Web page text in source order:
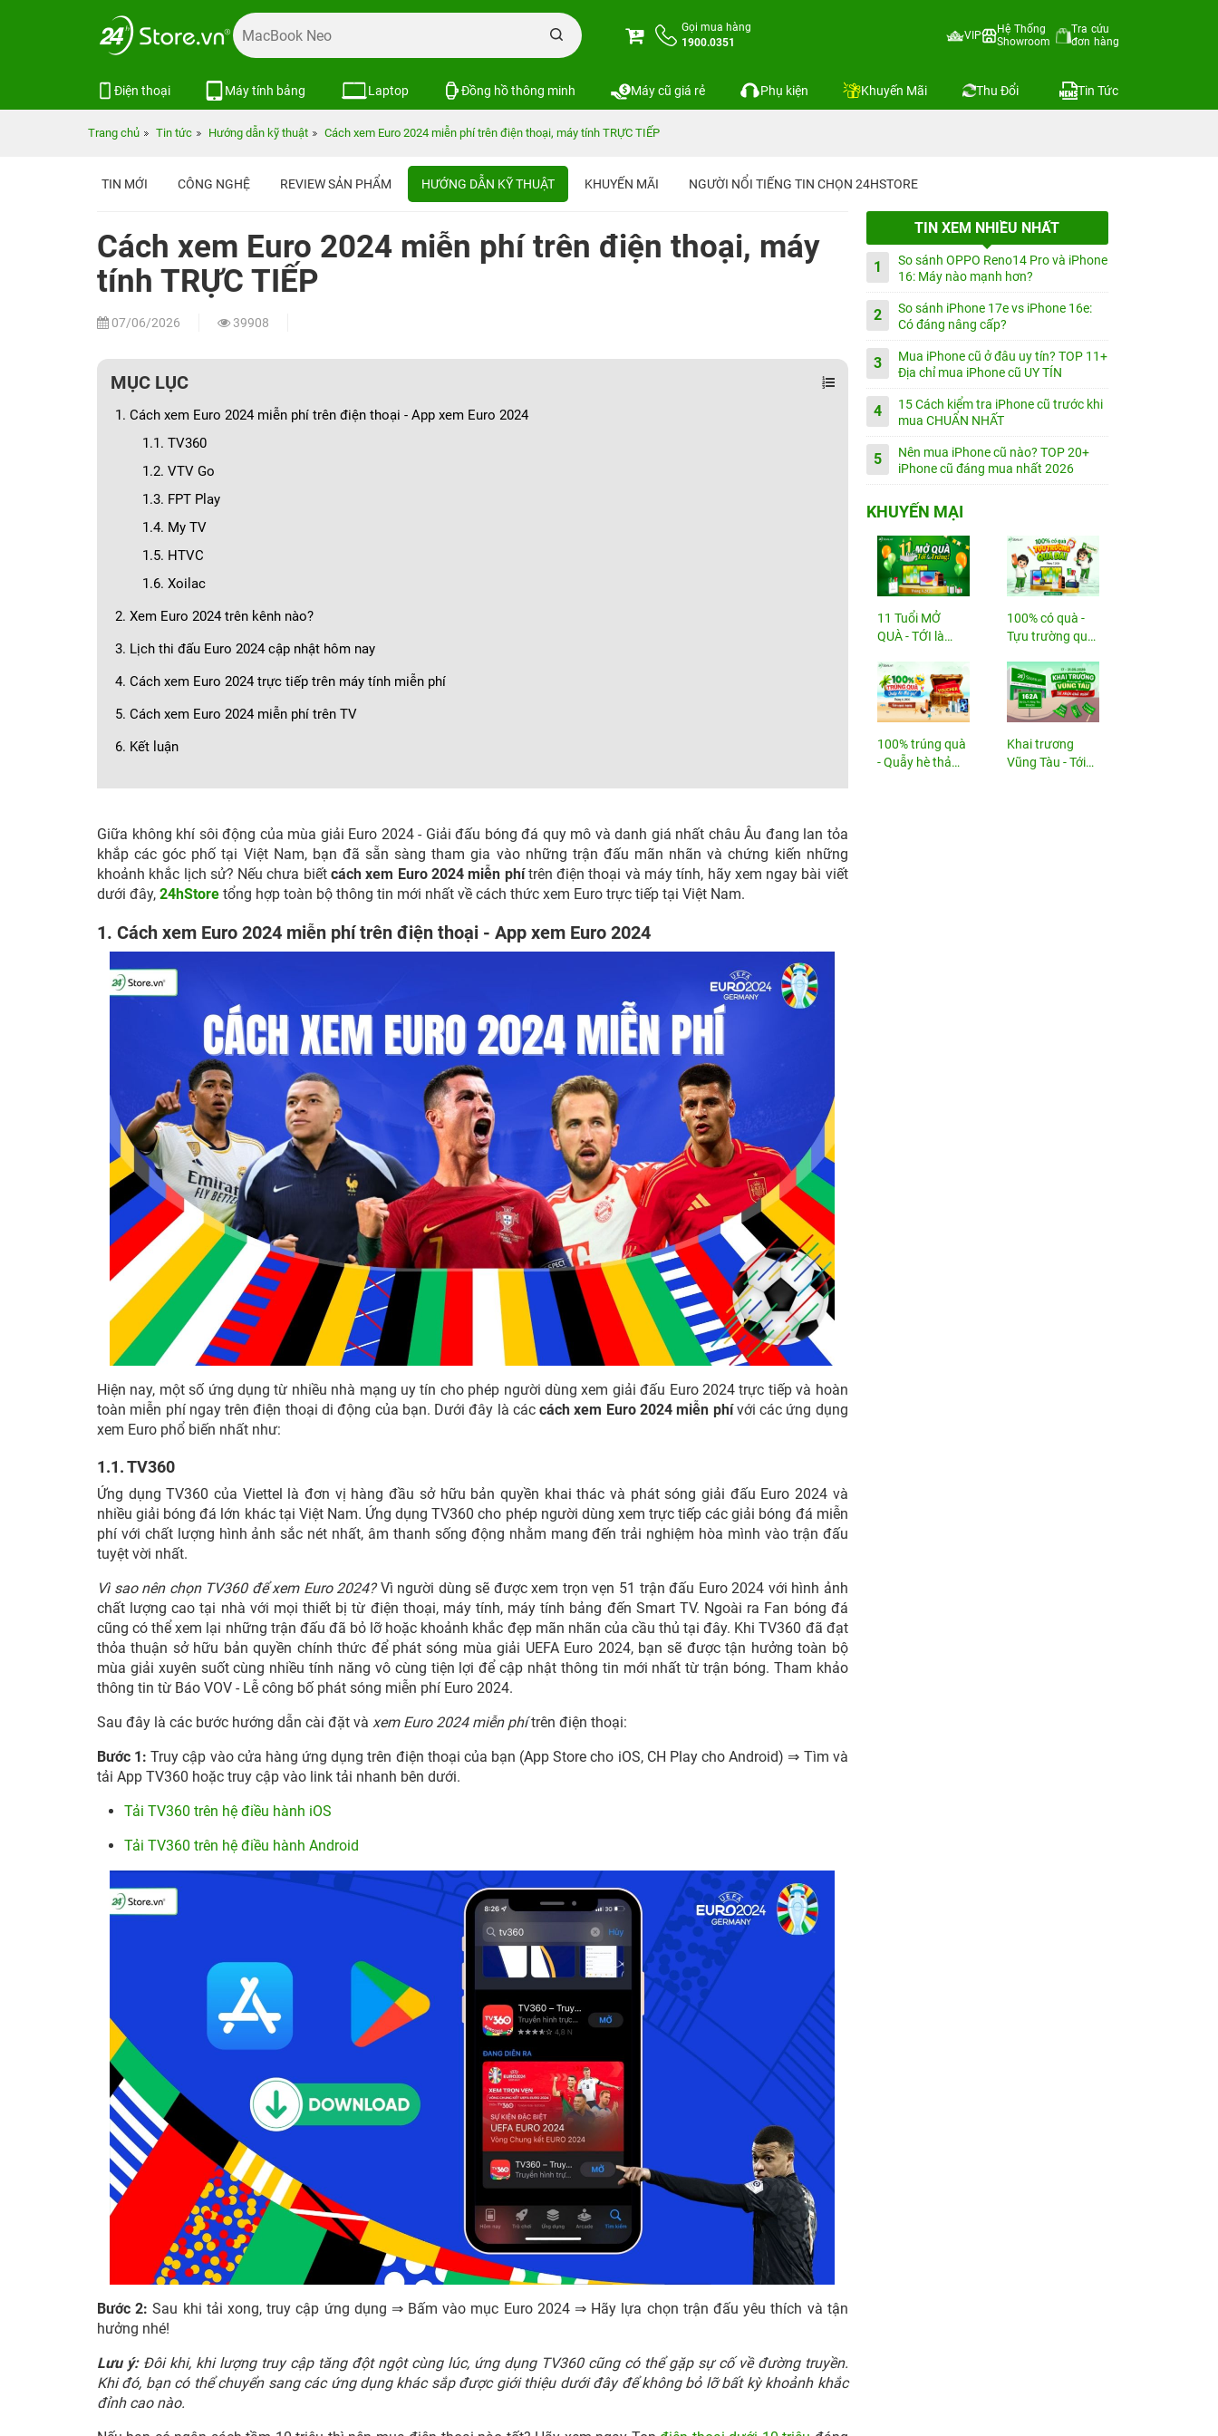
Gọi mua hàng
1900.0351
VIP
Hệ Thống
Showroom
Tra cứu
đơn hàng
Điện thoại Máy tính bảng Laptop Đồng hồ thông minh Máy cũ giá rẻ Phụ kiện Khuyến Mãi Thu Đổi Tin Tức
Trang chủ Tin tức Hướng dẫn kỹ thuật Cách xem Euro 2024 miễn phí trên điện thoại, máy tính TRỰC TIẾP
TIN MỚI CÔNG NGHỆ REVIEW SẢN PHẨM HƯỚNG DẪN KỸ THUẬT KHUYẾN MÃI NGƯỜI NỔI TIẾNG TIN CHỌN 24HSTORE
Cách xem Euro 2024 miễn phí trên điện thoại, máy
tính TRỰC TIẾP
07/06/2026 39908
MỤC LỤC
1. Cách xem Euro 2024 miễn phí trên điện thoại - App xem Euro 2024
1.1. TV360
1.2. VTV Go
1.3. FPT Play
1.4. My TV
1.5. HTVC
1.6. Xoilac
2. Xem Euro 2024 trên kênh nào?
3. Lịch thi đấu Euro 2024 cập nhật hôm nay
4. Cách xem Euro 2024 trực tiếp trên máy tính miễn phí
5. Cách xem Euro 2024 miễn phí trên TV
6. Kết luận
Giữa không khí sôi động của mùa giải Euro 2024 - Giải đấu bóng đá quy mô và danh giá nhất châu Âu đang lan tỏa
khắp các góc phố tại Việt Nam, bạn đã sẵn sàng tham gia vào những trận đấu mãn nhãn và chứng kiến những
khoảnh khắc lịch sử? Nếu chưa biếtcách xem Euro 2024 miễn phítrên điện thoại và máy tính, hãy xem ngay bài viết
dưới đây, 24hStore tổng hợp toàn bộ thông tin mới nhất về cách thức xem Euro trực tiếp tại Việt Nam.
1. Cách xem Euro 2024 miễn phí trên điện thoại - App xem Euro 2024
Hiện nay, một số ứng dụng từ nhiều nhà mạng uy tín cho phép người dùng xem giải đấu Euro 2024 trực tiếp và hoàn
toàn miễn phí ngay trên điện thoại di động của bạn. Dưới đây là cáccách xem Euro 2024 miễn phívới các ứng dụng
xem Euro phổ biến nhất như:
1.1. TV360
Ứng dụng TV360 của Viettel là đơn vị hàng đầu sở hữu bản quyền khai thác và phát sóng giải đấu Euro 2024 và
nhiều giải bóng đá lớn khác tại Việt Nam. Ứng dụng TV360 cho phép người dùng xem trực tiếp các giải bóng đá miễn
phí với chất lượng hình ảnh sắc nét nhất, âm thanh sống động nhằm mang đến trải nghiệm hòa mình vào trận đấu
tuyệt vời nhất.
Vì sao nên chọn TV360 để xem Euro 2024?Vì người dùng sẽ được xem trọn vẹn 51 trận đấu Euro 2024 với hình ảnh
chất lượng cao tại nhà với mọi thiết bị từ điện thoại, máy tính, máy tính bảng đến Smart TV. Ngoài ra Fan bóng đá
cũng có thể xem lại những trận đấu đã bỏ lỡ hoặc khoảnh khắc đẹp mãn nhãn của cầu thủ tại đây. Khi TV360 đã đạt
thỏa thuận sở hữu bản quyền chính thức để phát sóng mùa giải UEFA Euro 2024, bạn sẽ được tận hưởng toàn bộ
mùa giải xuyên suốt cùng nhiều tính năng vô cùng tiện lợi để cập nhật thông tin mới nhất từ trận bóng. Tham khảo
thông tin từ Báo VOV - Lễ công bố phát sóng miễn phí Euro 2024.
Sau đây là các bước hướng dẫn cài đặt và xem Euro 2024 miễn phítrên điện thoại:
Bước 1:Truy cập vào cửa hàng ứng dụng trên điện thoại của bạn (App Store cho iOS, CH Play cho Android) ⇒ Tìm và
tải App TV360 hoặc truy cập vào link tải nhanh bên dưới.
Tải TV360 trên hệ điều hành iOS
Tải TV360 trên hệ điều hành Android
Bước 2:Sau khi tải xong, truy cập ứng dụng ⇒ Bấm vào mục Euro 2024 ⇒ Hãy lựa chọn trận đấu yêu thích và tận
hưởng nhé!
Lưu ý: Đôi khi, khi lượng truy cập tăng đột ngột cùng lúc, ứng dụng TV360 cũng có thể gặp sự cố về đường truyền.
Khi đó, bạn có thể chuyển sang các ứng dụng khác sắp được giới thiệu dưới đây để không bỏ lỡ bất kỳ khoảnh khắc
đỉnh cao nào.
TIN XEM NHIỀU NHẤT
1
So sánh OPPO Reno14 Pro và iPhone
16: Máy nào mạnh hơn?
2
So sánh iPhone 17e vs iPhone 16e:
Có đáng nâng cấp?
3
Mua iPhone cũ ở đâu uy tín? TOP 11+
Địa chỉ mua iPhone cũ UY TÍN
4
15 Cách kiểm tra iPhone cũ trước khi
mua CHUẨN NHẤT
5
Nên mua iPhone cũ nào? TOP 20+
iPhone cũ đáng mua nhất 2026
KHUYẾN MẠI
11 Tuổi MỞ
QUÀ - TỚI là
100% có quà -
Tựu trường quá
100% trúng quà
- Quẫy hè thả
Khai trương
Vũng Tàu - Tới